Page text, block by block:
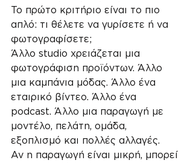
Το πρώτο κριτήριο είναι το πιο
απλό: τι θέλετε να γυρίσετε ή να
φωτογραφίσετε;
Άλλο studio χρειάζεται μια
φωτογράφιση προϊόντων. Άλλο
μια καμπάνια μόδας. Άλλο ένα
εταιρικό βίντεο. Άλλο ένα
podcast. Άλλο μια παραγωγή με
μοντέλο, πελάτη, ομάδα,
εξοπλισμό και πολλές αλλαγές.
Αν η παραγωγή είναι μικρή, μπορεί